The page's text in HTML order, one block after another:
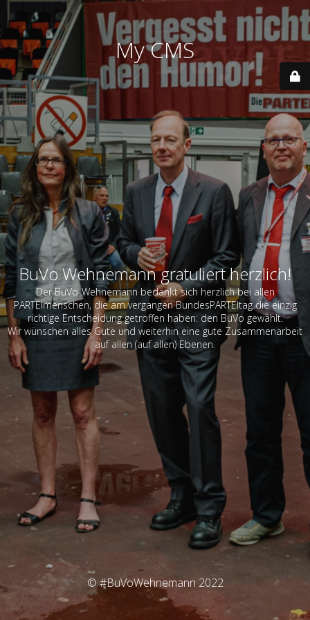
My CMS
BuVo Wehnemann gratuliert herzlich!
Der BuVo-Wehnemann bedankt sich herzlich bei allen
PARTEImenschen, die am vergangen BundesPARTEItag die einzig
richtige Entscheidung getroffen haben: den BuVo gewählt.
Wir wünschen alles Gute und weiterhin eine gute Zusammenarbeit
auf allen (auf allen) Ebenen.
© #BuVoWehnemann 2022